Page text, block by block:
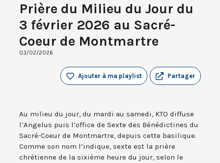
Prière du Milieu du Jour du
3 février 2026 au Sacré-
Coeur de Montmartre
03/02/2026
Partager
Ajouter à ma playlist
Au milieu du jour, du mardi au samedi, KTO diffuse
l’Angelus puis l’office de Sexte des Bénédictines du
Sacré-Coeur de Montmartre, depuis cette basilique.
Comme son nom l’indique, sexte est la prière
chrétienne de la sixième heure du jour, selon le